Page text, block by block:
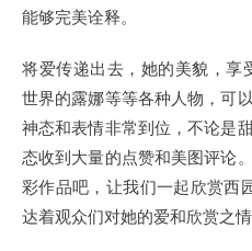
能够完美诠释。
将爱传递出去，她的美貌，享
世界的露娜等等各种人物，可
神态和表情非常到位，不论是
态收到大量的点赞和美图评论
彩作品吧，让我们一起欣赏西
达着观众们对她的爱和欣赏之情